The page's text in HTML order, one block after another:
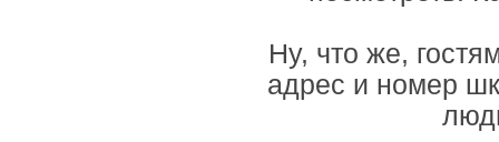
Ну, что же,
адрес и номер